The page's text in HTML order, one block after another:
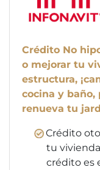
Crédito No
o mejorar tu
estructura,
cocina y
renueva tu
Crédito
tu
crédito es